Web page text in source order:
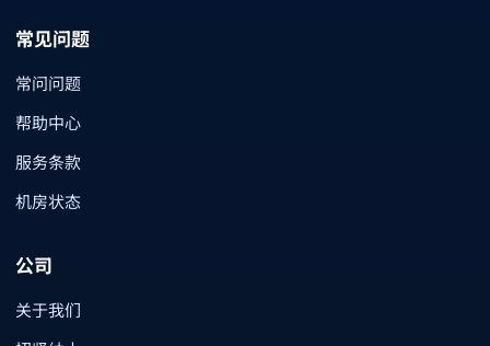
常见问题
常问问题
帮助中心
服务条款
机房状态
公司
关于我们